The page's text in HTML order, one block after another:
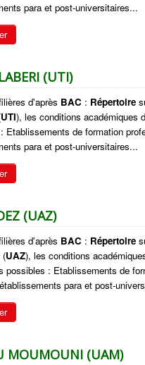
para et post-universitaires...
(UTI)
d'après BAC : Répertoire
UTI), les conditions académiques
Etablissements de formation
para et post-universitaires...
(UAZ)
d'après BAC : Répertoire
(UAZ), les conditions
possibles : Etablissements de
para et post-
MOUMOUNI (UAM)